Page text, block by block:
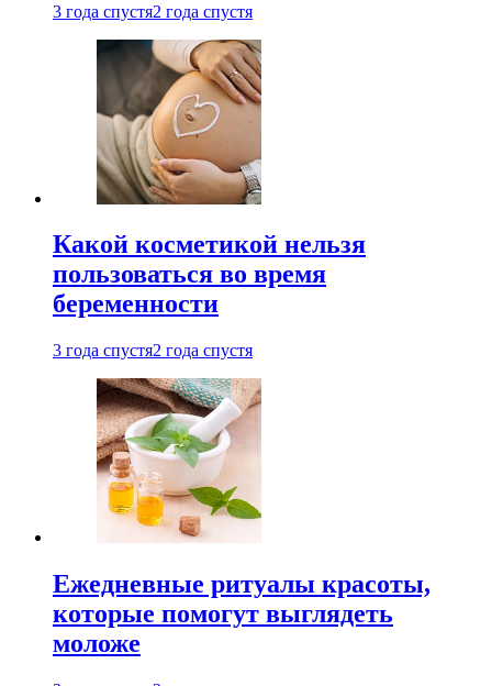
3 года спустя2 года спустя
Какой косметикой нельзя
пользоваться во время
беременности
3 года спустя2 года спустя
Ежедневные ритуалы красоты,
которые помогут выглядеть
моложе